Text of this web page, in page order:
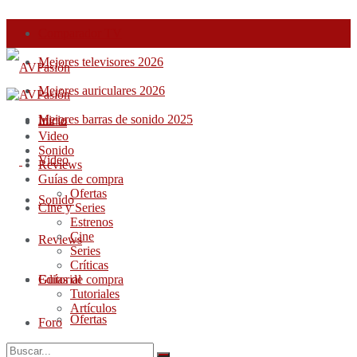
Mejores televisores 2026
Mejores auriculares 2026
Mejores barras de sonido 2025
Inicio
Video
Sonido
Reviews
Guías de compra
Ofertas
Inicio
Video
Sonido
Reviews
Guías de compra
Ofertas
Cine y Series
Estrenos
Cine
Series
Críticas
Editorial
Tutoriales
Artículos
Foro